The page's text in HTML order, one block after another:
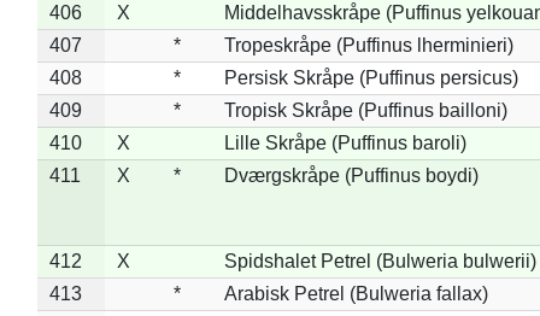
406
X
Middelhavsskråpe (Puffinus
407
*
Tropeskråpe (Puffinus lherminieri)
408
*
Persisk Skråpe (Puffinus persicus)
409
*
Tropisk Skråpe (Puffinus bailloni)
410
X
Lille Skråpe (Puffinus baroli)
411
X * Dværgskråpe (Puffinus boydi)
412 X
Spidshalet Petrel (Bulweria bulwerii)
413
*
Arabisk Petrel (Bulweria fallax)